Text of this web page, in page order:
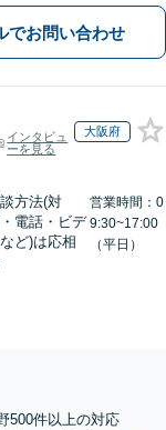
でお問い合わせ
インタビュ
ーを見る
大阪府
方法(対
電話・ビデ
ど)は応相
営業時間：0
9:30~17:00
（平日）
500件以上の対応